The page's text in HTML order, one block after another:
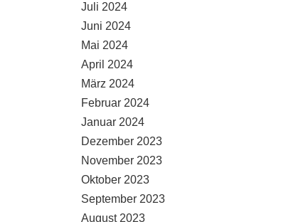
Juli 2024
Juni 2024
Mai 2024
April 2024
März 2024
Februar 2024
Januar 2024
Dezember 2023
November 2023
Oktober 2023
September 2023
August 2023